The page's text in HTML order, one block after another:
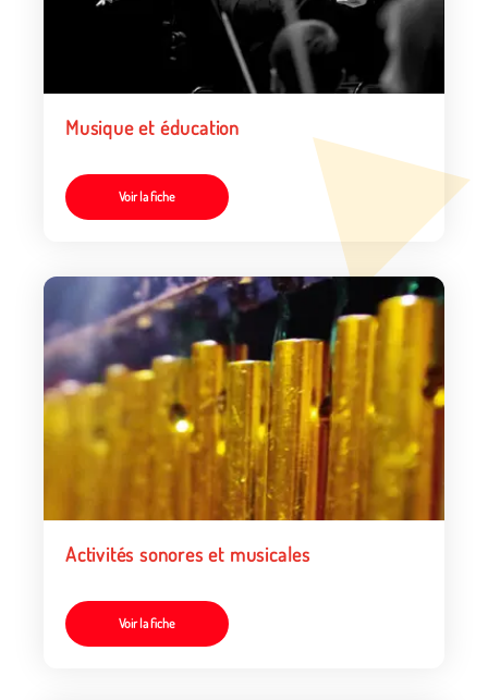
Musique et éducation
Voir la fiche
Activités sonores et musicales
Voir la fiche